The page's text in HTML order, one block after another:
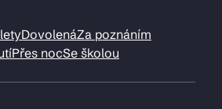
DovolenáZa poznáním
Přes nocSe školou